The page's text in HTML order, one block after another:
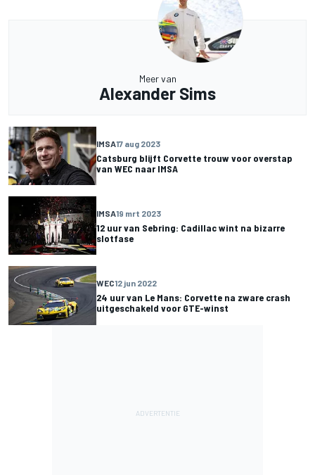
Meer van
Alexander Sims
IMSA17 aug 2023
Catsburg blijft Corvette trouw voor overstap
van WEC naar IMSA
IMSA19 mrt 2023
12 uur van Sebring: Cadillac wint na bizarre
slotfase
WEC12 jun 2022
24 uur van Le Mans: Corvette na zware crash
uitgeschakeld voor GTE-winst